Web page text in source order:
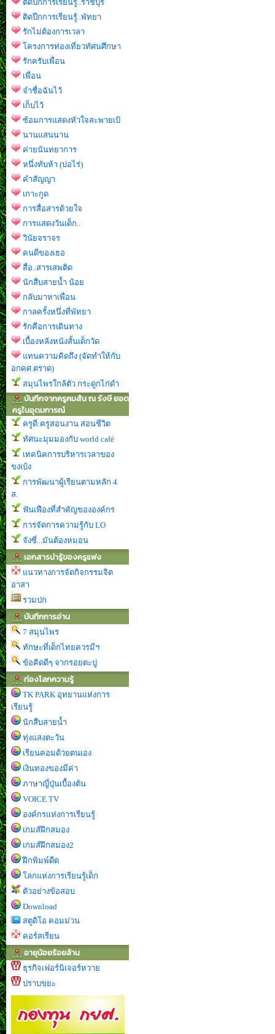
ติดปีกการเรียนรู้..ราชบุรี
ติดปีกการเรียนรู้..พัทยา
รักไม่ต้องการเวลา
โครงการท่องเที่ยวทัศนศึกษา
รักครับเพื่อน
เพื่อน
จำชื่อฉันไว้
เก็บไว้
ซ้อมการแสดงหัวใจสะพายเป้
นานแสนนาน
ค่ายนันทยาการ
หนึ่งทับห้า (บ่อไร่)
คำสัญญา
เกาะกูด
การสื่อสารด้วยใจ
การแสดงวันเด็ก..
วินัยจราจร
คนดีของเธอ
สื่อ..สารเสพติด
นักสืบสายน้ำ น้อย
กลับมาหาเพื่อน
กาลครั้งหนึ่งที่พัทยา
รักคือการเดินทาง
เบื้องหลังหนังสั้นเด็กวัด
แทนความคิดถึง (จัดทำให้กับ
อกคศ.ตราด)
สมุนไพรใกล้ตัว กระดูกไก่ดำ
บันทึกจากครูคมสัน ณ รังษี ยอด
ครูในอุดมการณ์
ครูดี:ครูสอนงาน สอนชีวิต
ทัศนะมุมมองกับ world café
เทคนิคการบริหารเวลาของ
ขงเบ้ง
การพัฒนาผู้เรียนตามหลัก 4
ส.
ฟันเฟืองที่สำคัญขององค์กร
การจัดการความรู้กับ LO
จังซี่...มันต้องหมอน
เอกสารน่ารู้ของครูแฟง
แนวทางการจัดกิจกรรมจิต
อาสา
รวมปก
บันทึกการอ่าน
7 สมุนไพร
ทักษะที่เด็กไทยควรมีฯ
ข้อคิดดีๆ จากรอยตะปู
ท่องโลกความรู้
TK PARK อุทยานแห่งการ
เรียนรู้
นักสืบสายน้ำ
ทุ่งแสงตะวัน
เรียนคอมด้วยตนเอง
เงินทองของมีค่า
ภาษาญี่ปุ่นเบื้องต้น
VOICE TV
องค์กรแห่งการเรียนรู้
เกมส์ฝึกสมอง
เกมส์ฝึกสมอง2
ฝึกพิมพ์ดีด
โลกแห่งการเรียนรู้เด็ก
ตัวอย่างข้อสอบ
Download
สตูดิโอ คอมม่วน
คอร์สเรียน
อายุน้อยร้อยล้าน
ธุรกิจเฟอร์นิเจอร์หวาย
ปราบขยะ